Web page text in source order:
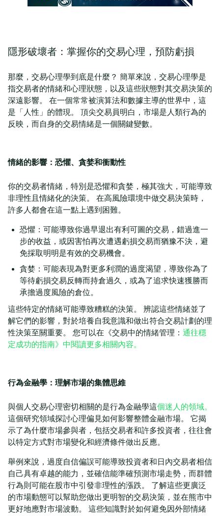
隱形破壞者：掌握你的交易心理，預防虧損
那麼，交易心理學到底是什麼？ 簡單來說，交易心理學是
指交易者的情緒和心理狀態，以及這些狀態對其交易決策的
深遠影響。 在一個常常被演算法和數據主導的世界中，這
是「人性」的體現。 頂尖交易員明白，市場是人類行為的
反映，而自身的交易情緒是一個關鍵變數。
情緒的影響：恐懼、貪婪和衝動性
你的交易者情緒，特別是恐懼和貪婪，極其強大，可能導致
非理性且情緒化的決策。 在高風險環境中做交易決策時，
許多人都會在這一點上遇到困難。
恐懼：可能導致你過早退出有利可圖的交易，錯過進一
步的收益，或因害怕再次遭遇虧損交易而猶豫不決，避
免採取明明是有效的交易機會。
貪婪：可能表現為對更多利潤的過度渴望，導致你為了
等待虧損交易反轉而持倉過久，或為了追求快速獲勝而
承擔過度風險的倉位。
這些特定的情緒可能導致糟糕的決策。 辨認這些情緒並了
解它們的影響，對於培養自我意識和做出符合交易計劃的理
性決策至關重要。 您可以在《交易中的情緒管理： 通往穩
定成功的指南》中閱讀更多相關內容。
行為金融學：理解市場的集體思維
與個人交易心理密切相關的是行為金融學這個迷人的領域。
這個研究領域探討心理偏見如何影響整體金融市場。 它揭
示了為什麼市場參與者，包括交易者和許多投資者，往往會
以特定方式對市場變化和經濟條件做出反應。
舉例來說，過度自信偏誤可能導致投資者和日內交易者相信
自己具有卓越的能力，並確信能準確預測市場走勢，而群體
行為則可能在股市中引發非理性的漲跌。 了解這些更廣泛
的市場動態可以幫助您做出更明智的交易決策，並在熊市中
更好地應對市場波動。 這些知識對於如何避免因外部情緒